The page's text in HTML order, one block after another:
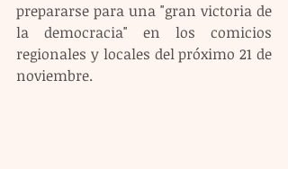
prepararse para una "gran victoria de
la democracia" en los comicios
regionales y locales del próximo 21 de
noviembre.